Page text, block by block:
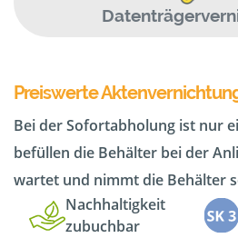
Preiswerte
Bei der Sofortabholung ist nur
befüllen die Behälter bei der
wartet und nimmt die Behälter
Nachhaltigkeit
zubuchbar